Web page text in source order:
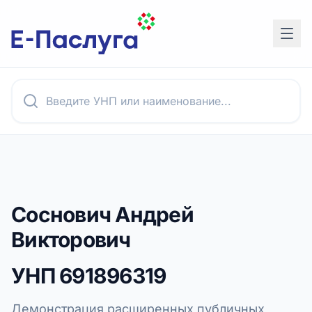
Соснович Андрей
Викторович
УНП691896319
Демонстрация расширенных публичных